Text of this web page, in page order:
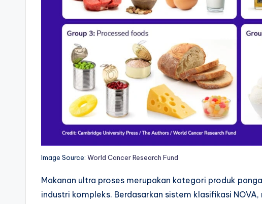
Image Source: World Cancer Research Fund
Makanan ultra proses merupakan kategori produk
industri kompleks. Berdasarkan sistem klasifikasi